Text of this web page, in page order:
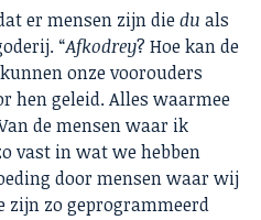
er mensen zijn diedu als
“Afkodrey? Hoe kan de
onze voorouders
hen geleid. Alles waarmee
de mensen waar ik
vast in wat we hebben
door mensen waar wij
zo geprogrammeerd